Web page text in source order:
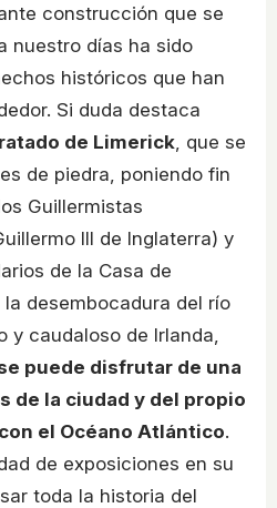
construcción que se
nuestro días ha sido
históricos que han
Si duda destaca
de Limerick , que se
de piedra, poniendo fin
Guillermistas
III de Inglaterra) y
de la Casa de
desembocadura del río
y caudaloso de Irlanda,
puede disfrutar de una
de la ciudad y del propio
el Océano Atlántico.
de exposiciones en su
toda la historia del